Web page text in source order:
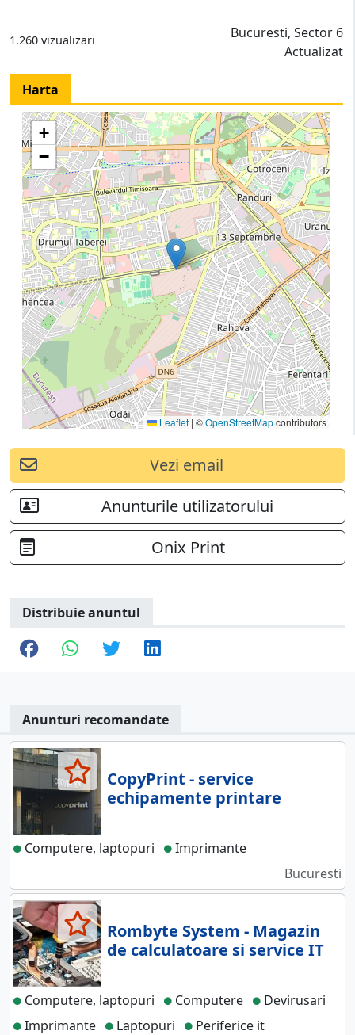
1.260 vizualizari
Bucuresti, Sector 6
Actualizat
Harta
+
−
Leaflet | ©OpenStreetMapcontributors
Vezi email
Anunturile utilizatorului
Onix Print
Distribuie anuntul
Anunturi recomandate
CopyPrint - service
echipamente printare
Computere, laptopuri
Imprimante
Bucuresti
Rombyte System - Magazin
de calculatoare si service IT
Computere, laptopuri Computere
Devirusari
Imprimante
Laptopuri
Periferice it